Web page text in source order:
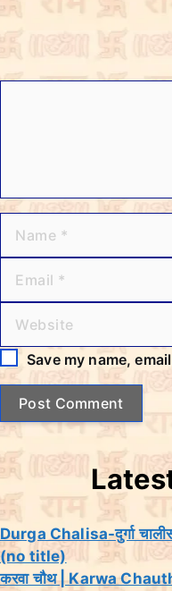
n
t
l
i
t
Save my name,
Durga Chalisa-दुर्गा
(no title)
करवा चौथ | Karwa